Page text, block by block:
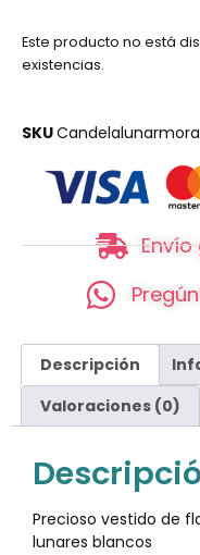
Este producto no está
existencias.
SKUCandelalunarmora
Descripción
Valoraciones (0)
Precioso vestido de
lunares blancos